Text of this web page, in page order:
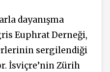
dayanışma
Euphrat Derneği,
sergilendiği
İsviçre’nin Zürih